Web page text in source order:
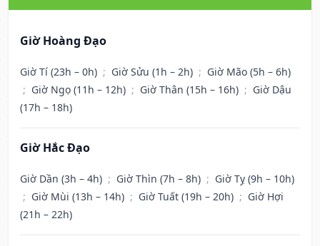
Giờ Hoàng Đạo
Giờ Tí (23h – 0h) ; Giờ Sửu (1h – 2h) ; Giờ Mão (5h – 6h)
; Giờ Ngọ (11h – 12h) ; Giờ Thân (15h – 16h) ; Giờ Dậu
(17h – 18h)
Giờ Hắc Đạo
Giờ Dần (3h – 4h) ; Giờ Thìn (7h – 8h) ; Giờ Tỵ (9h – 10h)
; Giờ Mùi (13h – 14h) ; Giờ Tuất (19h – 20h) ; Giờ Hợi
(21h – 22h)